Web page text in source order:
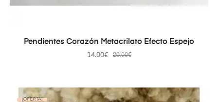
AÑADIR AL CARRITO
Pendientes Corazón Metacrilato Efecto Espejo
20.00€
14.00€
¡OFERTA!